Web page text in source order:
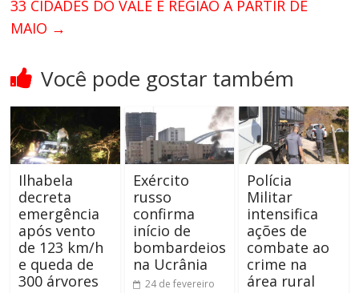
33 CIDADES DO VALE E REGIÃO A PARTIR DE
MAIO →
Você pode gostar também
Ilhabela
decreta
emergência
após vento
de 123 km/h
e queda de
300 árvores
Exército
russo
confirma
início de
bombardeios
na Ucrânia
24 de fevereiro
Polícia
Militar
intensifica
ações de
combate ao
crime na
área rural